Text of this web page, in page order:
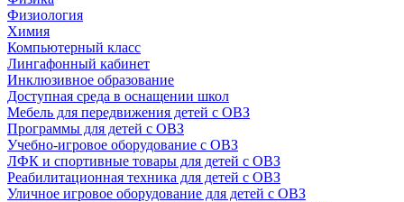
Физиология
Химия
Компьютерный класс
Лингафонный кабинет
Инклюзивное образование
Доступная среда в оснащении школ
Мебель для передвижения детей с ОВЗ
Программы для детей с ОВЗ
Учебно-игровое оборудование с ОВЗ
ЛФК и спортивные товары для детей с ОВЗ
Реабилитационная техника для детей с ОВЗ
Уличное игровое оборудование для детей с ОВЗ